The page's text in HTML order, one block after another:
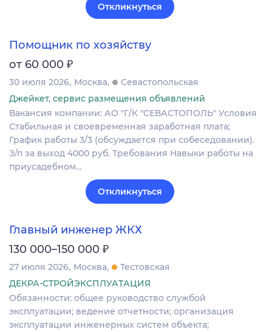
Откликнуться
Помощник по хозяйству
от 60 000 ₽
30 июля 2026 Москва
Севастопольская
Джейкет, сервис размещения объявлений
Вакансия компании: АО "Г/К "СЕВАСТОПОЛЬ" Условия
Стабильная и своевременная заработная плата;
График работы 3/3 (обсуждается при собеседовании).
З/п за выход 4000 руб. Требования Навыки работы на
приусадебном…
Откликнуться
Главный инженер ЖКХ
130 000–150 000 ₽
27 июля 2026 Москва
Тестовская
ДЕКРА-СТРОЙЭКСПЛУАТАЦИЯ
Обязанности: общее руководство службой
эксплуатации; ведение отчетности; организация
эксплуатации инженерных систем объекта;